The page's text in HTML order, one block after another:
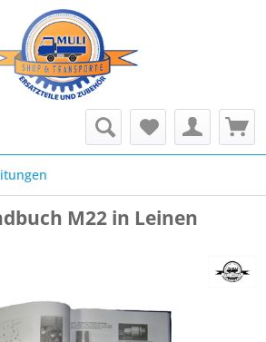
M22 in Leinen